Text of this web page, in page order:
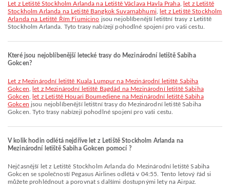
let z Letiště Stockholm Arlanda na Letiště Václava Havla Praha,
let z Letiště
Stockholm Arlanda na Letiště Bangkok Suvarnabhumi
let z Letiště Stockholm
Arlanda na Letiště Řím Fiumicino jsou nejoblíbenější letištní trasy z Letiště
Stockholm Arlanda. Tyto trasy nabízejí pohodlné spojení pro vaši cestu.
Které jsou nejoblíbenější letecké trasy do Mezinárodní letiště Sabiha
Gokcen?
let z Mezinárodní letiště Kuala Lumpur na Mezinárodní letiště Sabiha
Gokcen
let z Mezinárodní letiště Bagdád na Mezinárodní letiště Sabiha
Gokcen
let z Letiště Houari Boumediene na Mezinárodní letiště Sabiha
Gokcen jsou nejoblíbenější letištní trasy do Mezinárodní letiště Sabiha
Gokcen. Tyto trasy nabízejí pohodlné spojení pro vaši cestu.
V kolik hodin odlétá nejdříve let z Letiště Stockholm Arlanda na
Mezinárodní letiště Sabiha Gokcen pomocí ?
Nejčasnější let z Letiště Stockholm Arlanda do Mezinárodní letiště Sabiha
Gokcen se společností Pegasus Airlines odlétá v 04:55. Tento letový řád si
můžete prohlédnout a porovnat s dalšími dostupnými lety na Airpaz.